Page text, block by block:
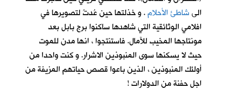
الىشاطئ الأحلام. و خذلتها حين عُدتُ لتصويرها في
افلامي الوثائقية التي شاهدها ساكنوا برج بابل بعد
مونتاجها المخيب للآمال. فاستنتجوا ، انها مدن للموت
حيث لا يسكنها سوى المنبوذين الاشرار. و كنت واحدا من
أولئك المنبوذين ، الذين باعوا قصص حياتهم المزيفة من
اجل حفنة من الدولارات !